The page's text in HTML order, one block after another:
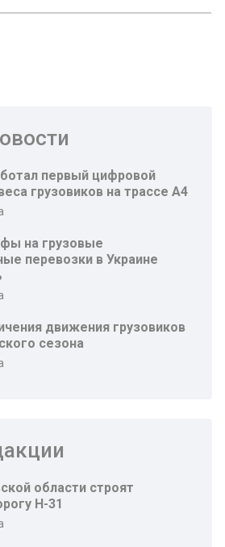
первый цифровой
грузовиков на трассе A4
на грузовые
перевозки в Украине
движения грузовиков
сезона
области строят
Н-31